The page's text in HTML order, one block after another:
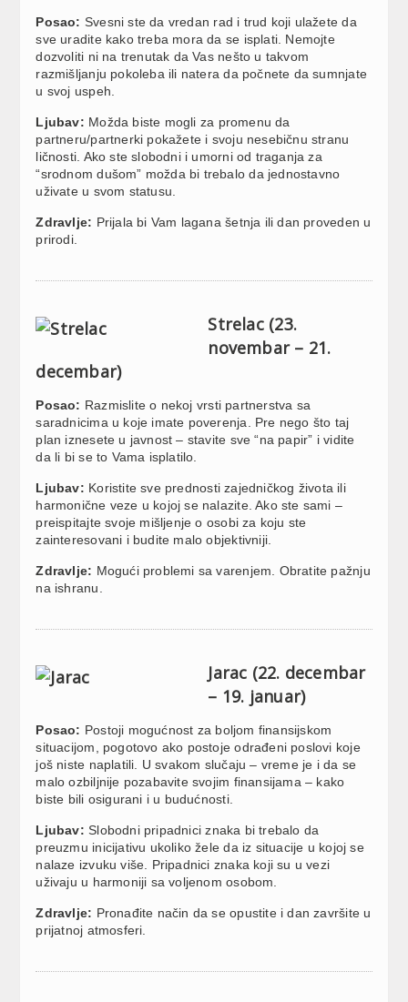
Posao: Svesni ste da vredan rad i trud koji ulažete da
sve uradite kako treba mora da se isplati. Nemojte
dozvoliti ni na trenutak da Vas nešto u takvom
razmišljanju pokoleba ili natera da počnete da sumnjate
u svoj uspeh.
Ljubav: Možda biste mogli za promenu da
partneru/partnerki pokažete i svoju nesebičnu stranu
ličnosti. Ako ste slobodni i umorni od traganja za
“srodnom dušom” možda bi trebalo da jednostavno
uživate u svom statusu.
Zdravlje: Prijala bi Vam lagana šetnja ili dan proveden u
prirodi.
Strelac (23.
novembar – 21.
decembar)
Posao: Razmislite o nekoj vrsti partnerstva sa
saradnicima u koje imate poverenja. Pre nego što taj
plan iznesete u javnost – stavite sve “na papir” i vidite
da li bi se to Vama isplatilo.
Ljubav: Koristite sve prednosti zajedničkog života ili
harmonične veze u kojoj se nalazite. Ako ste sami –
preispitajte svoje mišljenje o osobi za koju ste
zainteresovani i budite malo objektivniji.
Zdravlje: Mogući problemi sa varenjem. Obratite pažnju
na ishranu.
Jarac (22. decembar
– 19. januar)
Posao: Postoji mogućnost za boljom finansijskom
situacijom, pogotovo ako postoje odrađeni poslovi koje
još niste naplatili. U svakom slučaju – vreme je i da se
malo ozbiljnije pozabavite svojim finansijama – kako
biste bili osigurani i u budućnosti.
Ljubav: Slobodni pripadnici znaka bi trebalo da
preuzmu inicijativu ukoliko žele da iz situacije u kojoj se
nalaze izvuku više. Pripadnici znaka koji su u vezi
uživaju u harmoniji sa voljenom osobom.
Zdravlje: Pronađite način da se opustite i dan završite u
prijatnoj atmosferi.